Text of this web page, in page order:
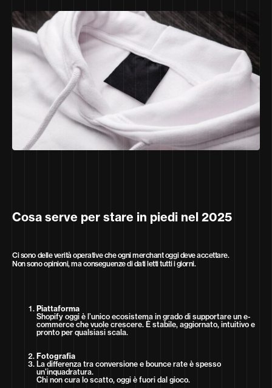
Cosa serve per stare in piedi nel 2025
Ci sono delle verità operative che ogni merchant oggi deve accettare.
Non sono opinioni, ma conseguenze di dati letti tutti i giorni.
Piattaforma
Shopify oggi è l’unico ecosistema in grado di supportare un e-
commerce che vuole crescere. È stabile, aggiornato, intuitivo e
pronto per qualsiasi scala.
Fotografia
La differenza tra conversione e bounce rate è spesso
un’inquadratura.
Chi non cura lo scatto, oggi è fuori dal gioco.